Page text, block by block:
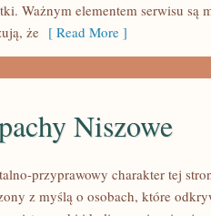
Ważnym elementem serwisu są
że [ Read More ]
Niszowe
przyprawowy charakter tej
z myślą o osobach, które